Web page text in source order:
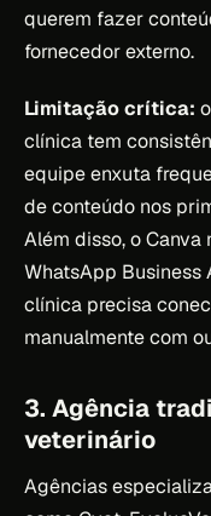
querem fazer
fornecedor externo.
Limitação crítica:
clínica tem
equipe enxuta
de conteúdo nos
Além disso, o
WhatsApp Business
clínica precisa
manualmente com
3. Agência
veterinário
Agências